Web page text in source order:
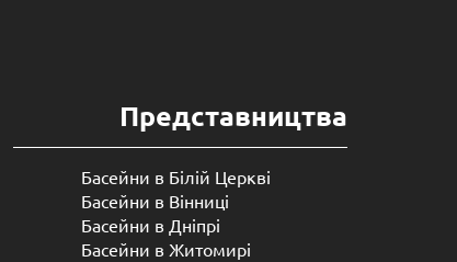
Представництва
Басейни в Білій Церкві
Басейни в Вінниці
Басейни в Дніпрі
Басейни в Житомирі